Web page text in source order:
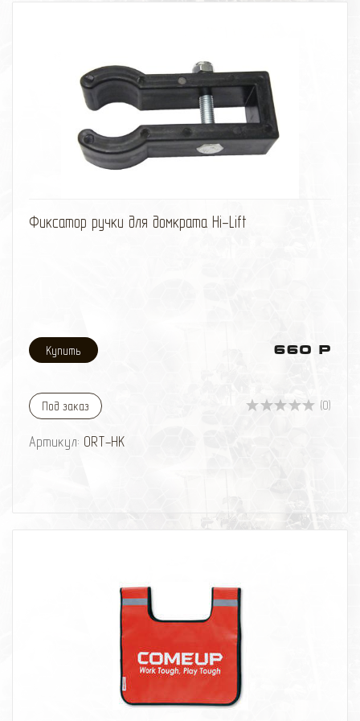
Фиксатор ручки для домкрата Hi-Lift
660 Р
Под заказ (0)
Артикул: ORT-HK